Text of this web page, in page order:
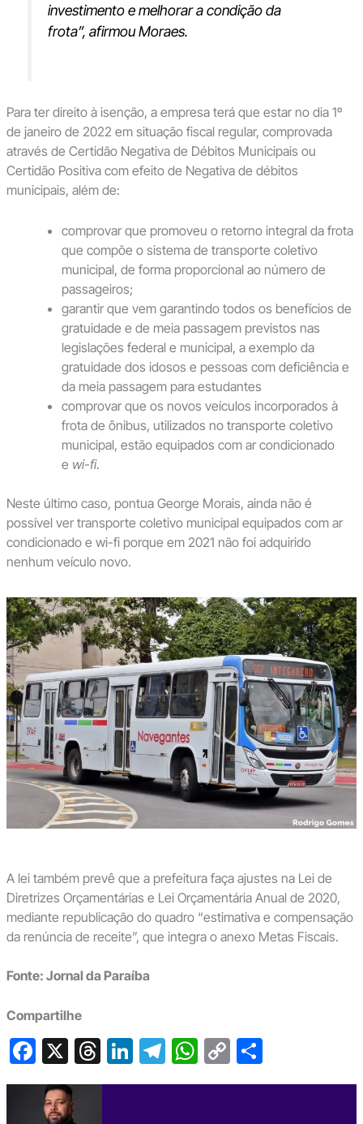
investimento e melhorar a condição da
frota”, afirmou Moraes.
Para ter direito à isenção, a empresa terá que estar no dia 1º
de janeiro de 2022 em situação fiscal regular, comprovada
através de Certidão Negativa de Débitos Municipais ou
Certidão Positiva com efeito de Negativa de débitos
municipais, além de:
comprovar que promoveu o retorno integral da frota
que compõe o sistema de transporte coletivo
municipal, de forma proporcional ao número de
passageiros;
garantir que vem garantindo todos os benefícios de
gratuidade e de meia passagem previstos nas
legislações federal e municipal, a exemplo da
gratuidade dos idosos e pessoas com deficiência e
da meia passagem para estudantes
comprovar que os novos veículos incorporados à
frota de ônibus, utilizados no transporte coletivo
municipal, estão equipados com ar condicionado
e wi-fi.
Neste último caso, pontua George Morais, ainda não é
possível ver transporte coletivo municipal equipados com ar
condicionado e wi-fi porque em 2021 não foi adquirido
nenhum veículo novo.
A lei também prevê que a prefeitura faça ajustes na Lei de
Diretrizes Orçamentárias e Lei Orçamentária Anual de 2020,
mediante republicação do quadro “estimativa e compensação
da renúncia de receite”, que integra o anexo Metas Fiscais.
Fonte: Jornal da Paraíba
Compartilhe
F
a
c
X T
hr
Li
n
T
el
W
h
C
o
S
h